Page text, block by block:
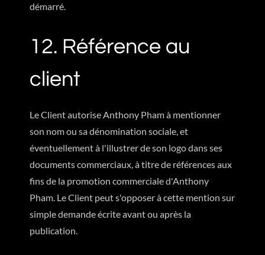
démarré.
12. Référence au
client
Le Client autorise Anthony Pham à mentionner
son nom ou sa dénomination sociale, et
éventuellement à l'illustrer de son logo dans ses
documents commerciaux, à titre de références aux
fins de la promotion commerciale d'Anthony
Pham. Le Client peut s'opposer à cette mention sur
simple demande écrite avant ou après la
publication.